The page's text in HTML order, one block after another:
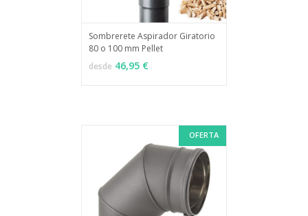
VER OPCIONES
Sombrerete Aspirador Giratorio
80 o 100 mm Pellet
desde 46,95 €
OFERTA